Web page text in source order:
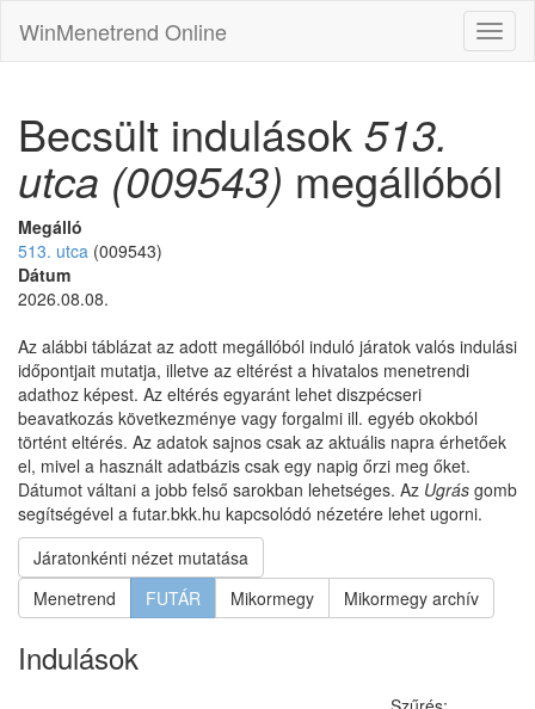
WinMenetrend Online
Becsült indulások513.
utca (009543) megállóból
Megálló
513. utca (009543)
Dátum
2026.08.08.
Az alábbi táblázat az adott megállóból induló járatok valós indulási
időpontjait mutatja, illetve az eltérést a hivatalos menetrendi
adathoz képest. Az eltérés egyaránt lehet diszpécseri
beavatkozás következménye vagy forgalmi ill. egyéb okokból
történt eltérés. Az adatok sajnos csak az aktuális napra érhetőek
el, mivel a használt adatbázis csak egy napig őrzi meg őket.
Dátumot váltani a jobb felső sarokban lehetséges. Az Ugrás gomb
segítségével a futar.bkk.hu kapcsolódó nézetére lehet ugorni.
Járatonkénti nézet mutatása
Menetrend
FUTÁR Mikormegy Mikormegy archív
Indulások